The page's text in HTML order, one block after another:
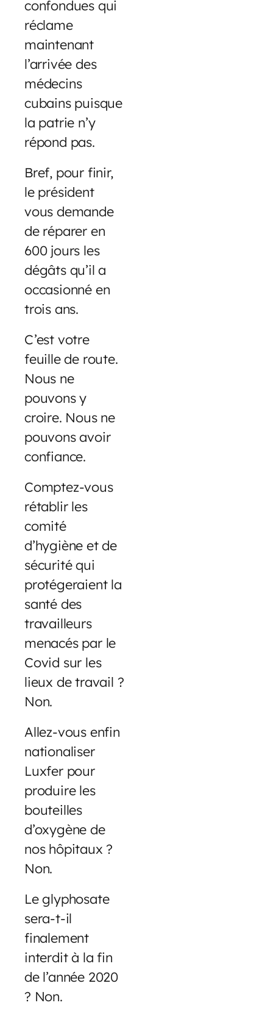
confondues qui
réclame
maintenant
l’arrivée des
médecins
cubains puisque
la patrie n’y
répond pas.
Bref, pour finir,
le président
vous demande
de réparer en
600 jours les
dégâts qu’il a
occasionné en
trois ans.
C’est votre
feuille de route.
Nous ne
pouvons y
croire. Nous ne
pouvons avoir
confiance.
Comptez-vous
rétablir les
comité
d’hygiène et de
sécurité qui
protégeraient la
santé des
travailleurs
menacés par le
Covid sur les
lieux de travail ?
Non.
Allez-vous enfin
nationaliser
Luxfer pour
produire les
bouteilles
d’oxygène de
nos hôpitaux ?
Non.
Le glyphosate
sera-t-il
finalement
interdit à la fin
de l’année 2020
? Non.